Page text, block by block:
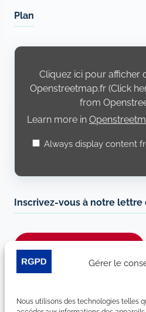
Gérer le
Nous utilisons des technologies telles
Plan
Display
Openstreetmap.fr
Cliquez ici pour afficher
Openstreetmap.fr (Click
from
Learn more in
Always display content
Inscrivez-vous à notre lettre